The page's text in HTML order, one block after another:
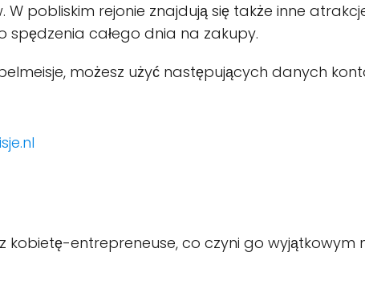
pobliskim rejonie znajdują się także inne
spędzenia całego dnia na zakupy.
możesz użyć następujących danych
kobietę-entrepreneuse, co czyni go wyjątkowym